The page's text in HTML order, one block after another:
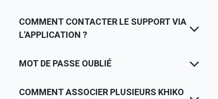
COMMENT CONTACTER LE SUPPORT VIA
L'APPLICATION ?
MOT DE PASSE OUBLIÉ
COMMENT ASSOCIER PLUSIEURS KHIKO